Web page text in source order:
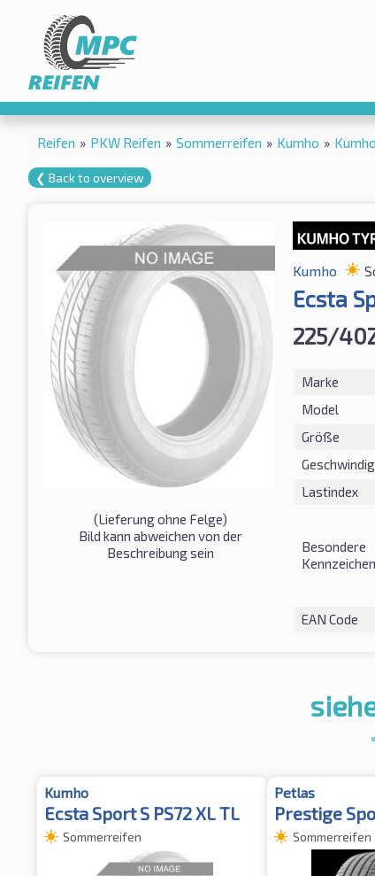
Reifen » PKW Reifen » Sommerreifen » Kumho »
❮ Back to overview
(Lieferung ohne Felge)
Bild kann abweichen von der
Beschreibung sein
Kumho
Ecsta
225/
Marke
Model
Größe
Lastindex
Besondere
Kennzeichen
EAN Code
Kumho
Ecsta Sport S PS72 XL TL
Sommerreifen
Petlas
Prestige
Sommerreifen